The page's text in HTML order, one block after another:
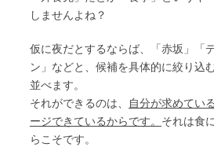
しませんよね？
仮に夜だとするならば、「赤坂」「
ン」などと、候補を具体的に絞り込
並べます。
それができるのは、
自分が求めてい
ージできているからです。 それは食
らこそです。